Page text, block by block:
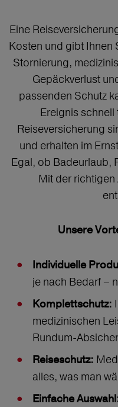
Eine
Kosten und gibt Ihnen
Stornierung,
Gepäckverlust
passenden Schutz
Ereignis
Reiseversicherung
und erhalten im
Egal, ob Badeurlaub,
Mit der
Unsere
Individuelle
je nach Bedarf –
Komplettschutz:
medizinischen
Reiseschutz:
alles, was man
Einfache